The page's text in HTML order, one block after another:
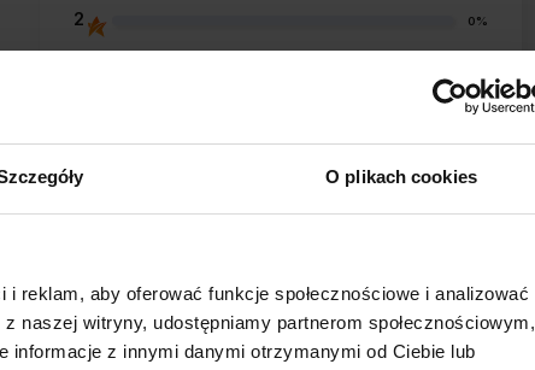
O plikach cookies
reklam, aby oferować funkcje społecznościowe i analizować
naszej witryny, udostępniamy partnerom społecznościowym,
informacje z innymi danymi otrzymanymi od Ciebie lub
2 0%